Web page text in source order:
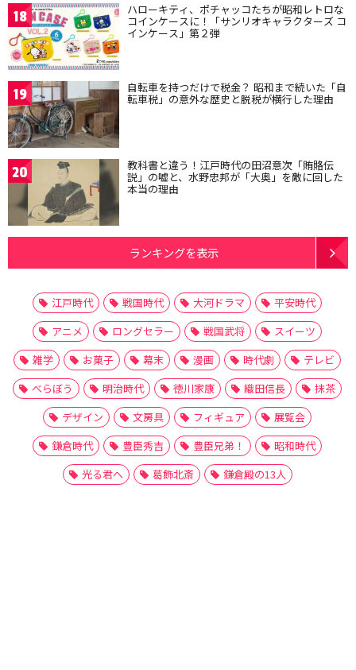
18 ハローキティ、ポチャッコたちが昭和レトロな
コインケースに！「サンリオキャラクターズ コ
インケース」第２弾
19 自転車を持つだけで税金？ 昭和まで続いた「自
転車税」の意外な歴史と脱税が横行した理由
20 教科書と違う！江戸時代の田沼意次「賄賂伝
説」の嘘と、水野忠邦が「大奥」を敵に回した
本当の理由
ランキングを表示
江戸時代 戦国時代 大河ドラマ
平安時代
アニメ
ロングセラー 戦国武将
スイーツ
雑学
お菓子 幕末 漫画 時代劇
テレビ
べらぼう
明治時代 徳川家康 織田信長
抹茶
デザイン
文房具 フィギュア
展覧会
鎌倉時代
豊臣秀吉 豊臣兄弟！
昭和時代
光る君へ
葛飾北斎 鎌倉殿の13人